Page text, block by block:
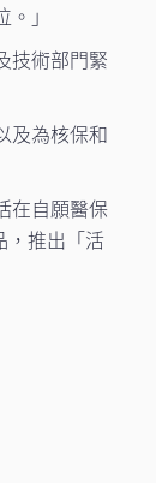
」
技術部門緊
及為核保和
在自願醫保
，推出「活